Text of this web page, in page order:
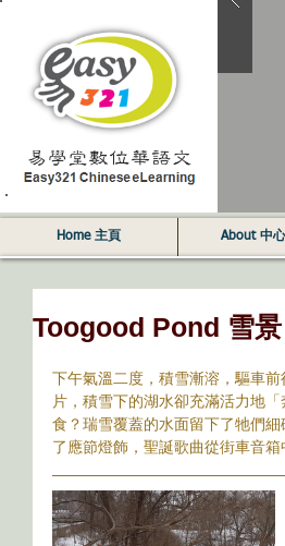
Home 主頁 About 中
Toogood Pond 雪景
下午氣溫二度，積雪漸溶，驅車
片，積雪下的湖水卻充滿活力地
食？瑞雪覆蓋的水面留下了牠們
了應節燈飾，聖誕歌曲從街車音